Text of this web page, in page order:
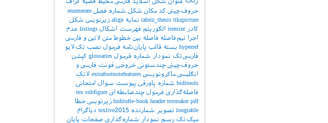
حروف‌چینی کد مکان شکل شماره فصل enumerate
tabriz_thesis tikzpicture نمایه align زیرنویس شکل
کادر
itemize الگوریتم فهرست اشکال listings عدم
اجرا
نیم‌فاصله فاصله بین خطوط متن لاتین و فارسی
hyperref بسته قالب پایان‌نامه فرمول نصب تک‌لایو
فارسی‌تک نمودار شماره فرمول glossaries کپشن
حروف‌چینی چندستونی خروجی فونت فارسی و
انگلیسی ماکرونویسی extrafootnotefeatures لاتک
biditools شماره پاورقی پیوست‌ سوال امتحانی
فاصله‌گذاری فرمول چندضابطه‌ای tex subfigure
biditufte-book header texmaker pdf زیرنویس خطا
longtable تصویر شمارنده texlive2015 دیاگرام
میک‌تک رسم نمودار شماره‌گذاری صفحات پایان